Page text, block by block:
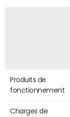
Produits de
fonctionnement
Charges de